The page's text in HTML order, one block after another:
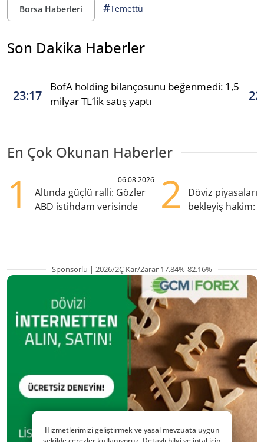
Borsa Haberleri #Temettü
Son Dakika Haberler
23:17
BofA holding bilançosunu beğenmedi: 1,5
milyar TL’lik satış yaptı
En Çok Okunan Haberler
1 06.08.2026
Altında güçlü ralli: Gözler
ABD istihdam verisinde
2
Döviz
bekleyiş hakim:
Sponsorlu | 2026/2Ç Kar/Zarar 17.84%-82.16%
Hizmetlerimizi geliştirmek ve yasal mevzuata uygun